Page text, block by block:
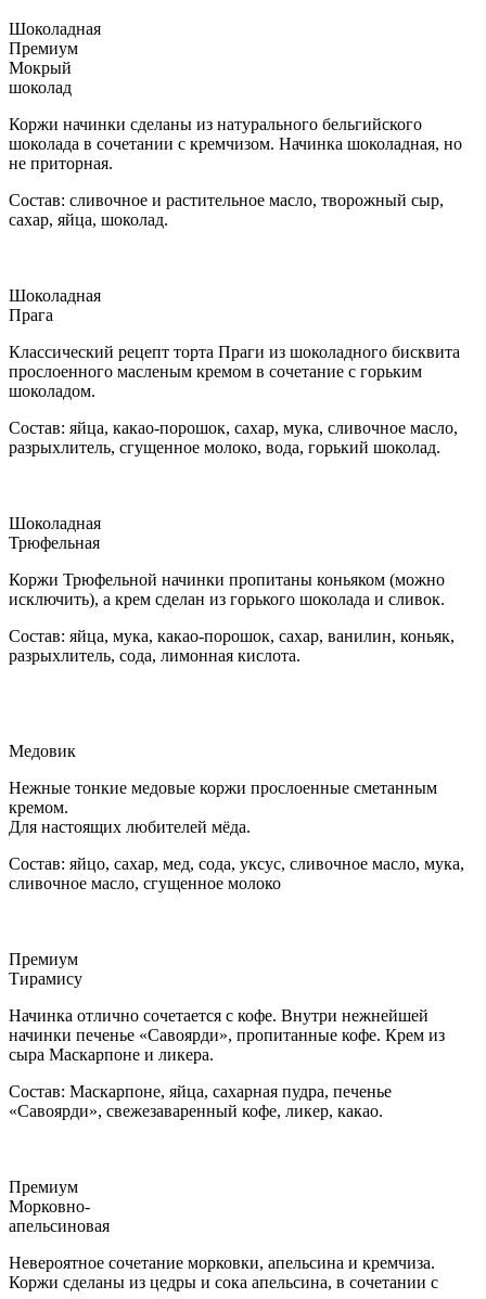
Шоколадная
Премиум
Мокрый
шоколад
Коржи начинки сделаны из натурального бельгийского
шоколада в сочетании с кремчизом. Начинка шоколадная, но
не приторная.
Состав: сливочное и растительное масло, творожный сыр,
сахар, яйца, шоколад.
Шоколадная
Прага
Классический рецепт торта Праги из шоколадного бисквита
прослоенного масленым кремом в сочетание с горьким
шоколадом.
Состав: яйца, какао-порошок, сахар, мука, сливочное масло,
разрыхлитель, сгущенное молоко, вода, горький шоколад.
Шоколадная
Трюфельная
Коржи Трюфельной начинки пропитаны коньяком (можно
исключить), а крем сделан из горького шоколада и сливок.
Состав: яйца, мука, какао-порошок, сахар, ванилин, коньяк,
разрыхлитель, сода, лимонная кислота.
Медовик
Нежные тонкие медовые коржи прослоенные сметанным
кремом.
Для настоящих любителей мёда.
Состав: яйцо, сахар, мед, сода, уксус, сливочное масло, мука,
сливочное масло, сгущенное молоко
Премиум
Тирамису
Начинка отлично сочетается с кофе. Внутри нежнейшей
начинки печенье «Савоярди», пропитанные кофе. Крем из
сыра Маскарпоне и ликера.
Состав: Маскарпоне, яйца, сахарная пудра, печенье
«Савоярди», свежезаваренный кофе, ликер, какао.
Премиум
Морковно-
апельсиновая
Невероятное сочетание морковки, апельсина и кремчиза.
Коржи сделаны из цедры и сока апельсина, в сочетании с